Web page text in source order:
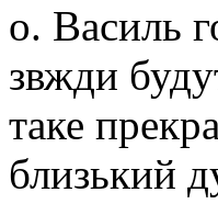
о. Василь
звжди
таке
близький